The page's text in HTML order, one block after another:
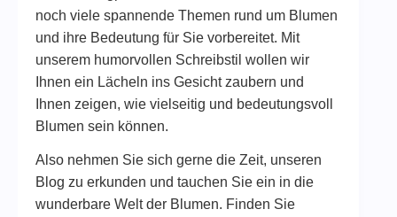
noch viele spannende Themen rund um Blumen
und ihre Bedeutung für Sie vorbereitet. Mit
unserem humorvollen Schreibstil wollen wir
Ihnen ein Lächeln ins Gesicht zaubern und
Ihnen zeigen, wie vielseitig und bedeutungsvoll
Blumen sein können.
Also nehmen Sie sich gerne die Zeit, unseren
Blog zu erkunden und tauchen Sie ein in die
wunderbare Welt der Blumen. Finden Sie